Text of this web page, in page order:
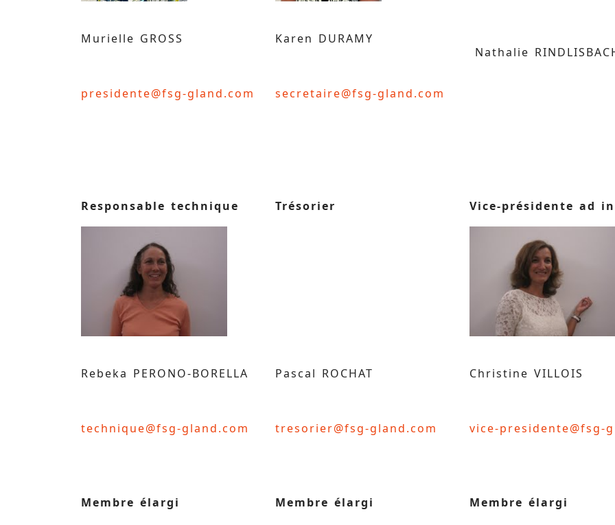
Murielle GROSS
presidente@fsg-gland.com
Karen DURAMY
secretaire@fsg-gland.com
Nathalie
Responsable technique Trésorier Vice-présidente ad
Rebeka PERONO-BORELLA
technique@fsg-gland.com
Pascal ROCHAT
tresorier@fsg-gland.com
Christine VILLOIS
vice-presidente@fsg-
Membre élargi Membre élargi Membre élargi